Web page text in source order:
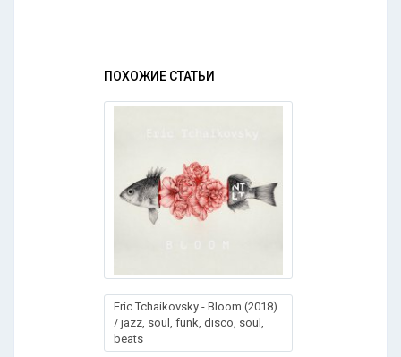
ПОХОЖИЕ СТАТЬИ
Eric Tchaikovsky - Bloom (2018)
/ jazz, soul, funk, disco, soul,
beats